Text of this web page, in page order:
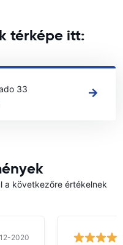
térképe itt:
itt: Castelo Branco
33
a következőre értékelnek
2020